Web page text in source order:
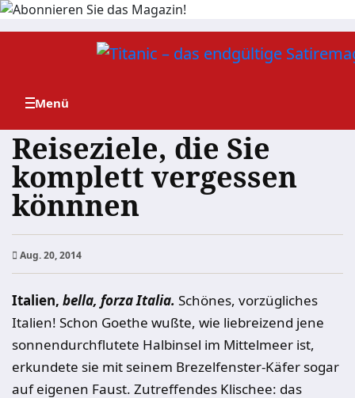
Zum
Reiseziele, die Sie
komplett vergessen
könnnen
Aug. 20, 2014
Italien, bella, forza Italia. Schönes, vorzügliches
Italien! Schon Goethe wußte, wie liebreizend jene
sonnendurchflutete Halbinsel im Mittelmeer ist,
erkundete sie mit seinem Brezelfenster-Käfer sogar
auf eigenen Faust. Zutreffendes Klischee: das